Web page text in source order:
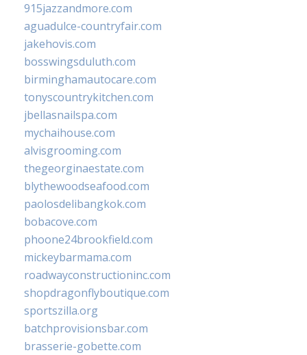
915jazzandmore.com
aguadulce-countryfair.com
jakehovis.com
bosswingsduluth.com
birminghamautocare.com
tonyscountrykitchen.com
jbellasnailspa.com
mychaihouse.com
alvisgrooming.com
thegeorginaestate.com
blythewoodseafood.com
paolosdelibangkok.com
bobacove.com
phoone24brookfield.com
mickeybarmama.com
roadwayconstructioninc.com
shopdragonflyboutique.com
sportszilla.org
batchprovisionsbar.com
brasserie-gobette.com